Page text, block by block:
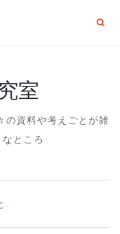
室
の資料や考えごとが雑
ところ